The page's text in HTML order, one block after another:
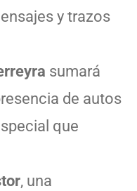
y trazos
sumará
de autos
que
, una